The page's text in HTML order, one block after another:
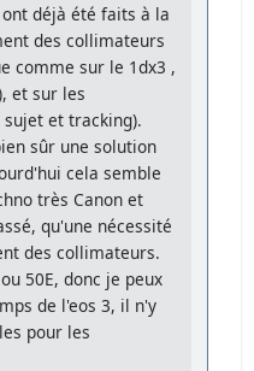
déjà été faits à la
des collimateurs
comme sur le 1dx3 ,
et sur les
et tracking).
sûr une solution
cela semble
très Canon et
qu'une nécessité
des collimateurs.
50E, donc je peux
de l'eos 3, il n'y
pour les